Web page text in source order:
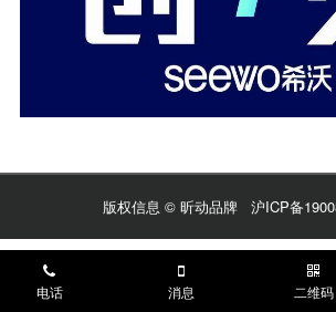
版权信息 © 昕动品牌 沪ICP备
电话 消息 二维码